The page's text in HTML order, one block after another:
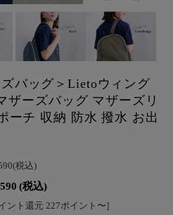
バッグ＞Lietoウィング
ザーズバッグ マザーズリ
ーチ 収納 防水 撥水 お出
(税込)
(税込)
ント還元 227ポイント〜]